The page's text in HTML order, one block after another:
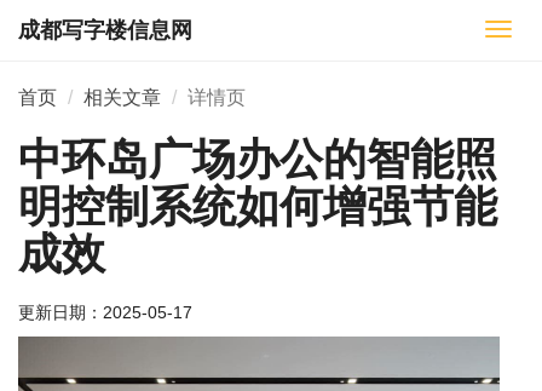
切
成都写字楼信息网
首页 相关文章 详情页
中环岛广场办公的智能照
明控制系统如何增强节能
成效
更新日期： 2025-05-17